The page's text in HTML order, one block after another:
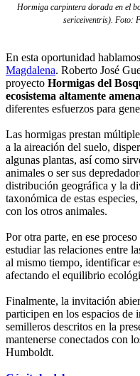
Hormiga carpintera dorada en el
sericeiventris). Foto:
En esta oportunidad
Magdalena. Roberto José
proyecto Hormigas del
ecosistema altamente
diferentes esfuerzos para
Las hormigas prestan
a la aireación del suelo,
algunas plantas, así como
animales o ser sus
distribución geográfica y la
taxonómica de estas
con los otros animales.
Por otra parte, en ese
estudiar las relaciones entre
al mismo tiempo, identificar
afectando el equilibrio
Finalmente, la invitación
participen en los espacios de
semilleros descritos en la
mantenerse conectados con
Humboldt.